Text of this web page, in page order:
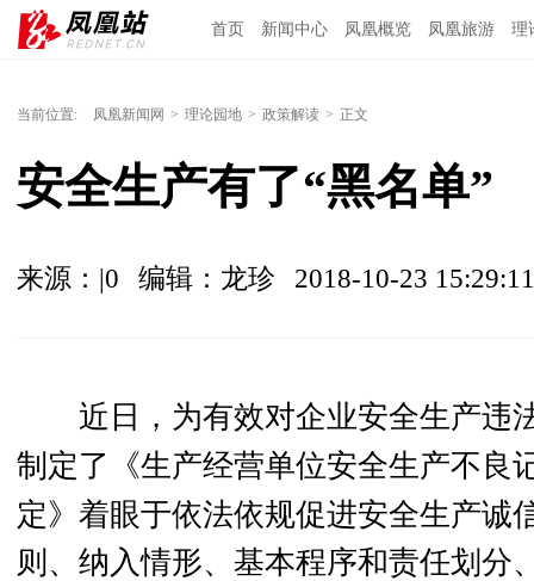
首页 新闻中心 凤凰概览 凤凰旅游 理
当前位置: 凤凰新闻网 > 理论园地 > 政策解读 > 正文
安全生产有了“黑名单”
来源：|0 编辑：龙珍 2018-10-23 15:29:11
近日， 为有效对企业安全生产违
制定了《生产经营单位安全生产不良
定》着眼于依法依规促进安全生产诚
则、纳入情形、基本程序和责任划分